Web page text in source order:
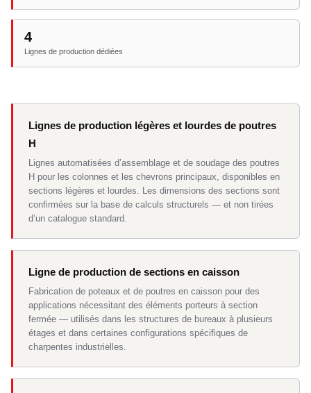
4
Lignes de production dédiées
Lignes de production légères et lourdes de poutres
H
Lignes automatisées d’assemblage et de soudage des poutres
H pour les colonnes et les chevrons principaux, disponibles en
sections légères et lourdes. Les dimensions des sections sont
confirmées sur la base de calculs structurels — et non tirées
d’un catalogue standard.
Ligne de production de sections en caisson
Fabrication de poteaux et de poutres en caisson pour des
applications nécessitant des éléments porteurs à section
fermée — utilisés dans les structures de bureaux à plusieurs
étages et dans certaines configurations spécifiques de
charpentes industrielles.